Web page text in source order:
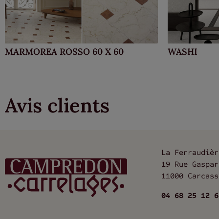
MARMOREA ROSSO 60 X 60 WASHI
Avis clients
La
19 Rue
11000
04 68 25 12